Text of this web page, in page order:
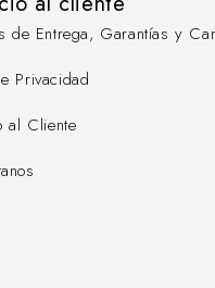
de Entrega, Garantías y
Privacidad
al Cliente